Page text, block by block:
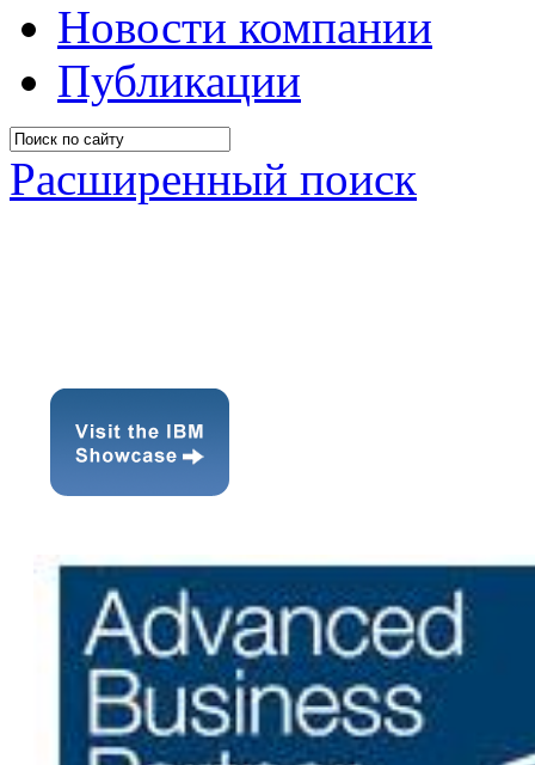
Новости компании
Публикации
Расширенный поиск